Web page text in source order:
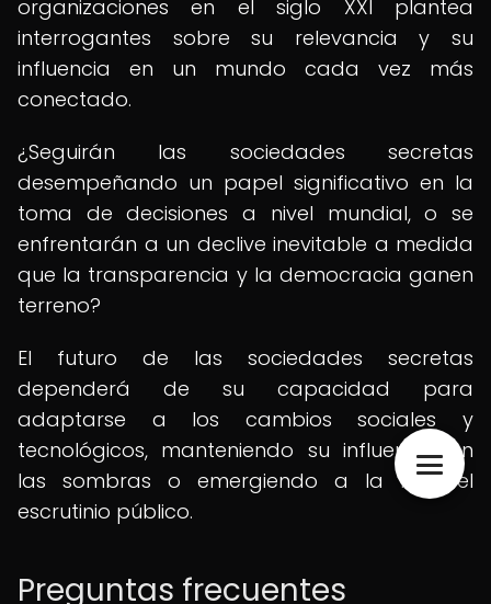
organizaciones en el siglo XXI plantea
interrogantes sobre su relevancia y su
influencia en un mundo cada vez más
conectado.
¿Seguirán las sociedades secretas
desempeñando un papel significativo en la
toma de decisiones a nivel mundial, o se
enfrentarán a un declive inevitable a medida
que la transparencia y la democracia ganen
terreno?
El futuro de las sociedades secretas
dependerá de su capacidad para
adaptarse a los cambios sociales y
tecnológicos, manteniendo su influencia en
las sombras o emergiendo a la luz del
escrutinio público.
Preguntas frecuentes